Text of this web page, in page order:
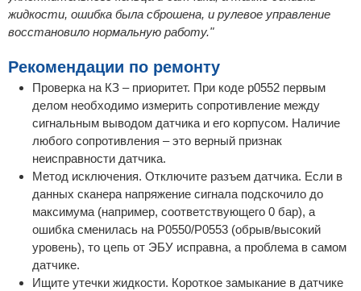
жидкости, ошибка была сброшена, и рулевое управление
восстановило нормальную работу."
Рекомендации по ремонту
Проверка на КЗ – приоритет. При коде p0552 первым
делом необходимо измерить сопротивление между
сигнальным выводом датчика и его корпусом. Наличие
любого сопротивления – это верный признак
неисправности датчика.
Метод исключения. Отключите разъем датчика. Если в
данных сканера напряжение сигнала подскочило до
максимума (например, соответствующего 0 бар), а
ошибка сменилась на P0550/P0553 (обрыв/высокий
уровень), то цепь от ЭБУ исправна, а проблема в самом
датчике.
Ищите утечки жидкости. Короткое замыкание в датчике